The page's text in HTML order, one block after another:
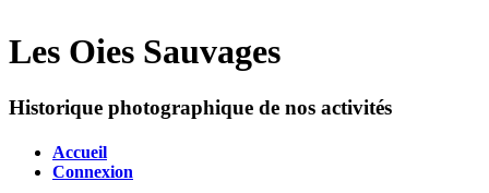
Les Oies Sauvages
Historique photographique de nos activités
Accueil
Connexion